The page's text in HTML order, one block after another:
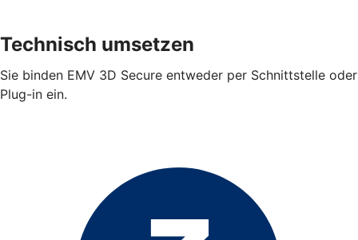
Technisch umsetzen
Sie binden EMV 3D Secure entweder per Schnittstelle oder
Plug-in ein.